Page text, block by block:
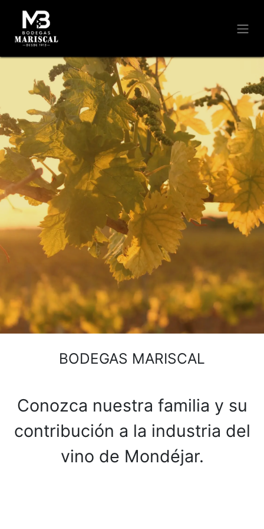
BODEGAS MARISCAL
Conozca nuestra familia y su
contribución a la industria del
vino de Mondéjar.